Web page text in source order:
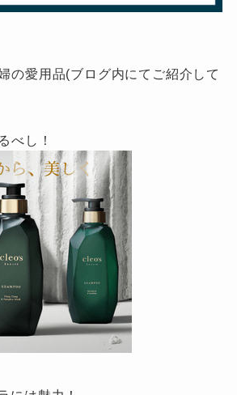
の愛用品(ブログ内にてご紹介して
べし！